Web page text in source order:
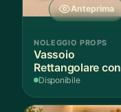
Anteprima
NOLEGGIO PROPS
Vassoio
Rettangolare con
Fantasia
Disponibile